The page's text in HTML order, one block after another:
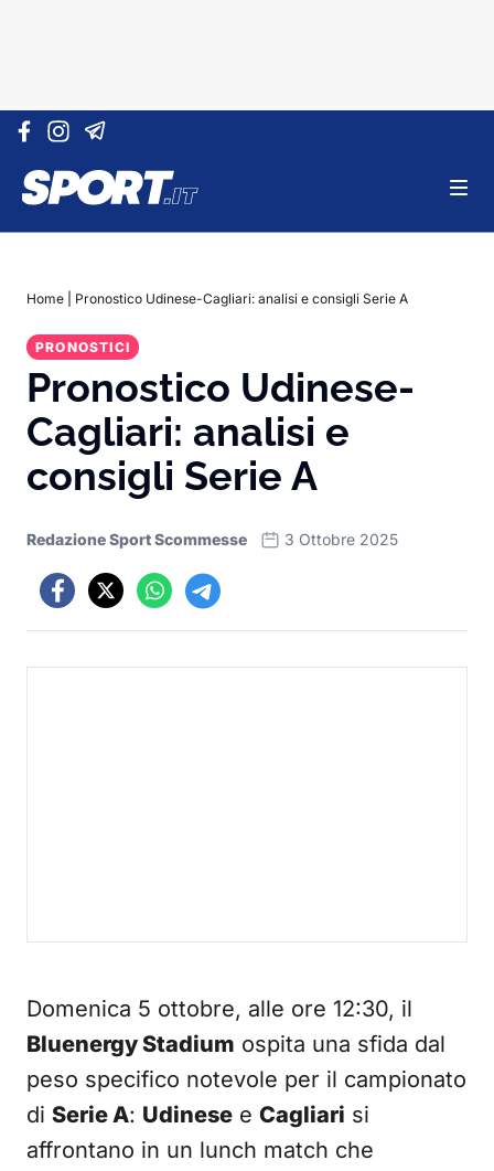
Vai al contenuto
Home Pronostico Udinese-Cagliari: analisi e consigli Serie A
PRONOSTICI
Pronostico Udinese-
Cagliari: analisi e
consigli Serie A
Redazione Sport Scommesse 3 Ottobre 2025
Domenica 5 ottobre, alle ore 12:30, il
Bluenergy Stadium ospita una sfida dal
peso specifico notevole per il campionato
di Serie A: Udinese e Cagliari si
affrontano in un lunch match che